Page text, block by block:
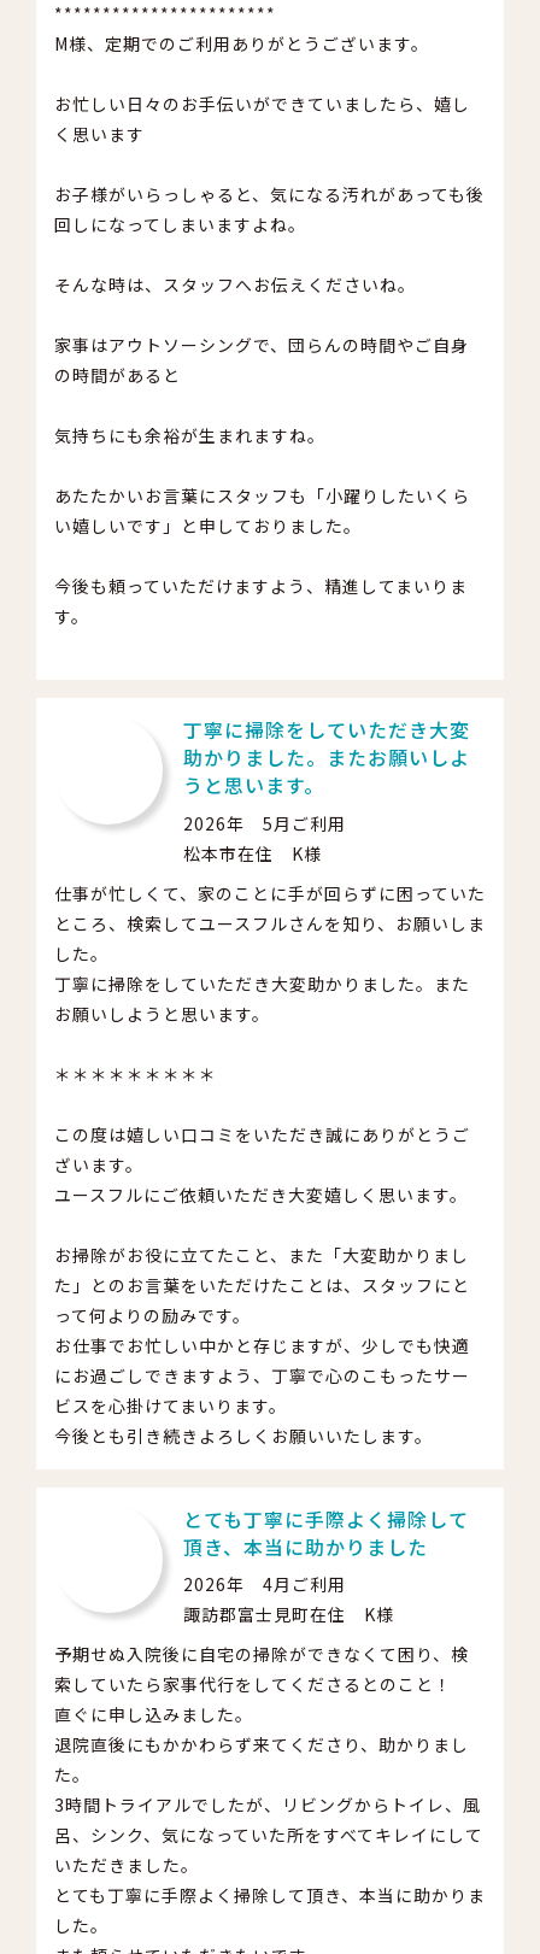
***********************
M様、定期でのご利用ありがとうございます。
お忙しい日々のお手伝いができていましたら、嬉し
く思います
お子様がいらっしゃると、気になる汚れがあっても後
回しになってしまいますよね。
そんな時は、スタッフへお伝えくださいね。
家事はアウトソーシングで、団らんの時間やご自身
の時間があると
気持ちにも余裕が生まれますね。
あたたかいお言葉にスタッフも「小躍りしたいくら
い嬉しいです」と申しておりました。
今後も頼っていただけますよう、精進してまいりま
す。
丁寧に掃除をしていただき大変
助かりました。またお願いしよ
うと思います。
2026年 5月ご利用
松本市在住 K様
仕事が忙しくて、家のことに手が回らずに困っていた
ところ、検索してユースフルさんを知り、お願いしま
した。
丁寧に掃除をしていただき大変助かりました。また
お願いしようと思います。
＊＊＊＊＊＊＊＊＊
この度は嬉しい口コミをいただき誠にありがとうご
ざいます。
ユースフルにご依頼いただき大変嬉しく思います。
お掃除がお役に立てたこと、また「大変助かりまし
た」とのお言葉をいただけたことは、スタッフにと
って何よりの励みです。
お仕事でお忙しい中かと存じますが、少しでも快適
にお過ごしできますよう、丁寧で心のこもったサー
ビスを心掛けてまいります。
今後とも引き続きよろしくお願いいたします。
とても丁寧に手際よく掃除して
頂き、本当に助かりました
2026年 4月ご利用
諏訪郡富士見町在住 K様
予期せぬ入院後に自宅の掃除ができなくて困り、検
索していたら家事代行をしてくださるとのこと！
直ぐに申し込みました。
退院直後にもかかわらず来てくださり、助かりまし
た。
3時間トライアルでしたが、リビングからトイレ、風
呂、シンク、気になっていた所をすべてキレイにして
いただきました。
とても丁寧に手際よく掃除して頂き、本当に助かりま
した。